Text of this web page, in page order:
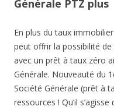
Générale PTZ plus
En plus du taux
peut offrir la possibilité
avec un prêt à taux zéro
Générale. Nouveauté du
Société Générale (prêt à
ressources ! Qu’il